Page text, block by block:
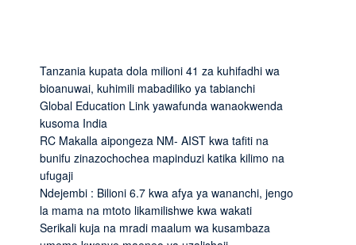
Tanzania kupata dola milioni 41 za kuhifadhi wa
bioanuwai, kuhimili mabadiliko ya tabianchi
Global Education Link yawafunda wanaokwenda
kusoma India
RC Makalla aipongeza NM- AIST kwa tafiti na
bunifu zinazochochea mapinduzi katika kilimo na
ufugaji
Ndejembi : Bilioni 6.7 kwa afya ya wananchi, jengo
la mama na mtoto likamilishwe kwa wakati
Serikali kuja na mradi maalum wa kusambaza